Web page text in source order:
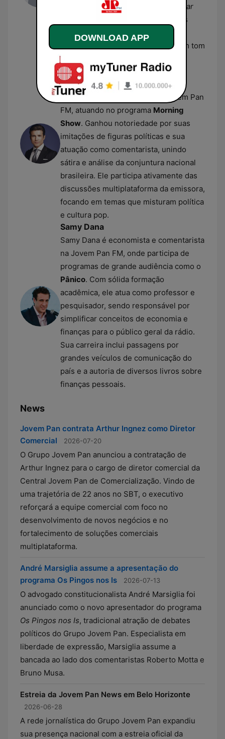
apresentador do programa
Bem Estar
por oito anos. Na rádio, ele lidera as
discussões matinais sobre política,
cotidiano e variedades, trazendo um tom
dinâmico à grade da emissora.
André Marinho
André Marinho é comunicador,
humorista e apresentador na Jovem Pan
FM, atuando no programa Morning
Show. Ganhou notoriedade por suas
imitações de figuras políticas e sua
atuação como comentarista, unindo
sátira e análise da conjuntura nacional
brasileira. Ele participa ativamente das
discussões multiplataforma da emissora,
focando em temas que misturam política
e cultura pop.
Samy Dana
Samy Dana é economista e comentarista
na Jovem Pan FM, onde participa de
programas de grande audiência como o
Pânico. Com sólida formação
acadêmica, ele atua como professor e
pesquisador, sendo responsável por
simplificar conceitos de economia e
finanças para o público geral da rádio.
Sua carreira inclui passagens por
grandes veículos de comunicação do
país e a autoria de diversos livros sobre
finanças pessoais.
News
Jovem Pan contrata Arthur Ingnez como Diretor
Comercial
2026-07-20
O Grupo Jovem Pan anunciou a contratação de
Arthur Ingnez para o cargo de diretor comercial da
Central Jovem Pan de Comercialização. Vindo de
uma trajetória de 22 anos no SBT, o executivo
reforçará a equipe comercial com foco no
desenvolvimento de novos negócios e no
fortalecimento de soluções comerciais
multiplataforma.
André Marsiglia assume a apresentação do
programa Os Pingos nos Is
2026-07-13
O advogado constitucionalista André Marsiglia foi
anunciado como o novo apresentador do programa
Os Pingos nos Is, tradicional atração de debates
políticos do Grupo Jovem Pan. Especialista em
liberdade de expressão, Marsiglia assume a
bancada ao lado dos comentaristas Roberto Motta e
Bruno Musa.
Estreia da Jovem Pan News em Belo Horizonte
2026-06-28
A rede jornalística do Grupo Jovem Pan expandiu
sua presença nacional com a estreia oficial da
DOWNLOAD APP